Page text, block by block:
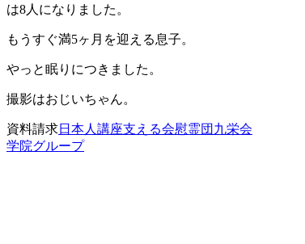
は8人になりました。
もうすぐ満5ヶ月を迎える息子。
やっと眠りにつきました。
撮影はおじいちゃん。
資料請求日本人講座支える会慰霊団 九栄会
学院グループ